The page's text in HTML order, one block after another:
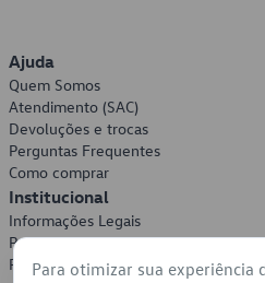
Ajuda
Quem Somos
Atendimento (SAC)
Devoluções e trocas
Perguntas Frequentes
Como comprar
Institucional
Informações Legais
Política de Privacidade
Política de Cookies
Para otimizar sua experiência